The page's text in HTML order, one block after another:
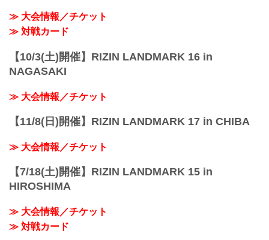
≫ 大会情報／チケット
≫ 対戦カード
【10/3(土)開催】RIZIN LANDMARK 16 in
NAGASAKI
≫ 大会情報／チケット
【11/8(日)開催】RIZIN LANDMARK 17 in CHIBA
≫ 大会情報／チケット
【7/18(土)開催】RIZIN LANDMARK 15 in
HIROSHIMA
≫ 大会情報／チケット
≫ 対戦カード